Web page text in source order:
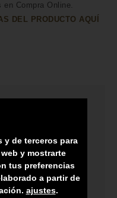
Compra Online.
DEL PRODUCTO AQUÍ
NO INCLUYE
y de terceros para
y mostrarte
tus preferencias
a partir de
ajustes.